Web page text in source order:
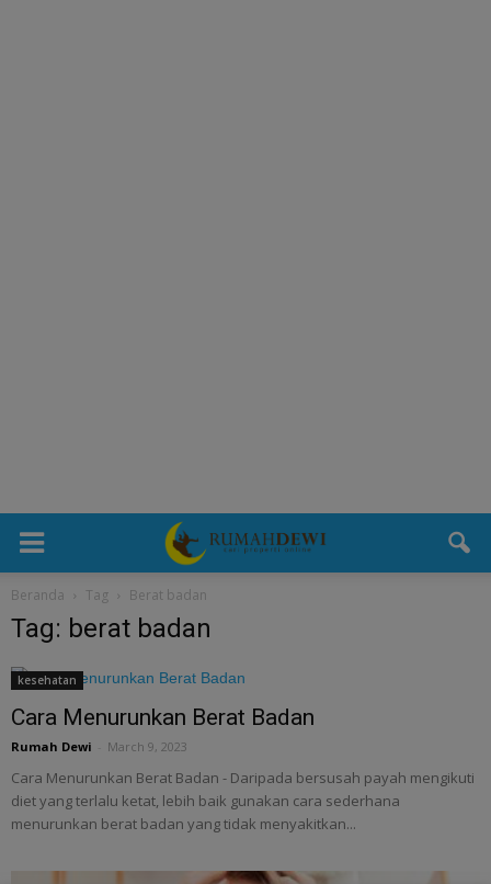
Beranda Tag Berat badan
Tag: berat badan
kesehatan
Cara Menurunkan Berat Badan
Rumah Dewi March 9, 2023
Cara Menurunkan Berat Badan - Daripada bersusah payah mengikuti
diet yang terlalu ketat, lebih baik gunakan cara sederhana
menurunkan berat badan yang tidak menyakitkan...